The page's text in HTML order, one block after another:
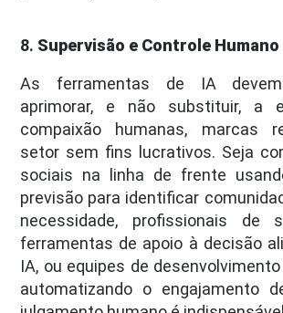
8. Supervisão e Controle Humano
As ferramentas de IA
aprimorar, e não substituir, a
compaixão humanas, marcas
setor sem fins lucrativos. Seja
sociais na linha de frente
previsão para identificar
necessidade, profissionais de
ferramentas de apoio à decisão
IA, ou equipes de
automatizando o engajamento